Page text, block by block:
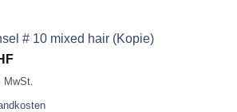
# 10 mixed hair (Kopie)
MwSt.